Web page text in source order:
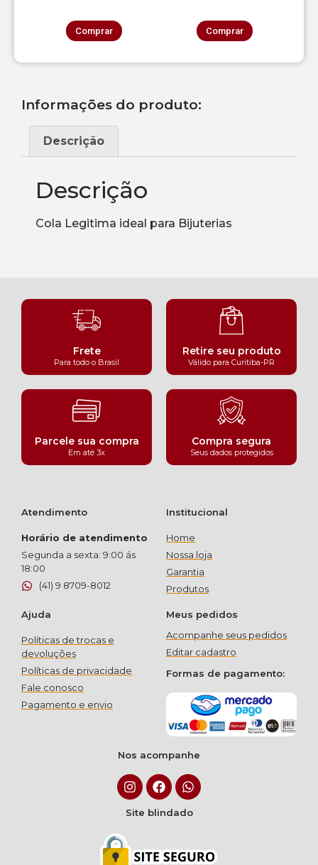
Comprar Comprar
Informações do produto:
Descrição
Descrição
Cola Legitima ideal para Bijuterias
Frete
Para todo o Brasil
Retire seu produto
Válido para Curitiba-PR
Parcele sua compra
Em até 3x
Compra segura
Seus dados protegidos
Atendimento
Horário de atendimento
Segunda a sexta: 9:00 ás
18:00
(41) 9 8709-8012
Institucional
Home
Nossa loja
Garantia
Produtos
Ajuda
Políticas de trocas e
devoluções
Políticas de privacidade
Fale conosco
Pagamento e envio
Meus pedidos
Acompanhe seus pedidos
Editar cadastro
Formas de pagamento:
Nos acompanhe
Site blindado